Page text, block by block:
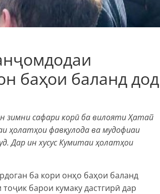
баҳои баланд дод
зимни сафари корӣ ба вилояти Ҳатай
ҳолатҳои фавқулода ва мудофиаи
Дар ин хусус Кумитаи ҳолатҳои
ба кори онҳо баҳои баланд
барои кумаку дастгирӣ дар